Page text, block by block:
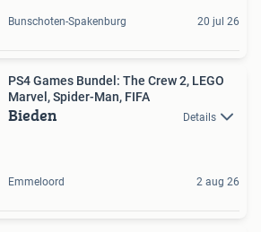
Bunschoten-Spakenburg 20 jul 26
PS4 Games Bundel: The Crew 2, LEGO
Marvel, Spider-Man, FIFA
Bieden Details
Emmeloord 2 aug 26